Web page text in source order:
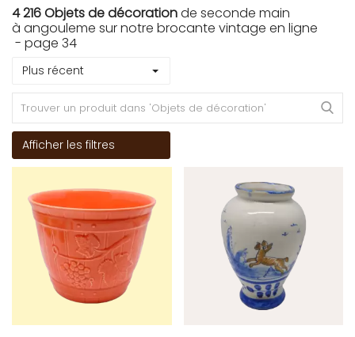
4 216 Objets de décorationde seconde main
à angouleme sur notre brocante vintage en ligne
- page 34
Plus récent
Afficher les filtres